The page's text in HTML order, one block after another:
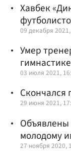
Хавбек
09 декабря
Умер
03 июля 2021,
Скончался
29 июня 2021,
молодому
27 ноября 2020,